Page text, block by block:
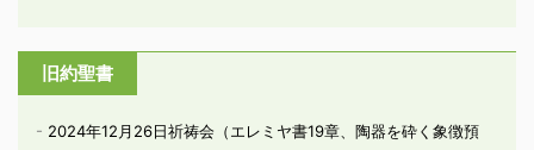
旧約聖書
2024年12月26日祈祷会（エレミヤ書19章、陶器を砕く象徴預